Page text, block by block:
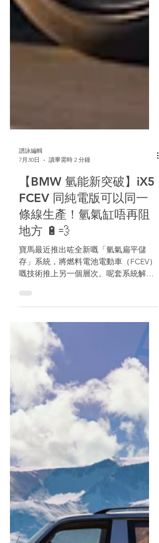
譜詠編輯
7月30日
讀畢需時 2 分鐘
【BMW 氫能新突破】iX5
FCEV 同純電版可以同一
條線生產！氫氣缸唔再阻
地方 🔋💨
存」系統，將燃料電池電動車（FCEV）
嘅技術推上另一個層次。呢套系統解決
咗氫氣儲存一大難題——因為佢採用模
組化設計，可以裝喺同純電版 X5 嘅高
壓電池相同嘅位置，唔會阻到車廂空
間，仲令到 iX5 氫燃料電池版可以同其
他動力系統嘅車型喺同一條生產線製
造！ 目前量產版 X5 已經支援五種動力
系統：汽油、柴油、純電動、插電式混
能，同埋最新加入嘅燃料電池電動車。
寶馬叫呢個做「技術開放型策略」，所
有版本都會共用全新嘅「Heart of Joy」
中央控制單元，將動力系統、煞車同駕
駛動態控制整合喺一個系統入面。
BMW 話 iX5 FCEV 嘅電動摩打同純電版
完全一樣，但分別在於 FCEV 用氫燃料
電池堆將氫氣轉化為電力。另外仲有一
個細嘅高壓鋰離子緩衝電池，喺加速時
提供爆發力，同時回收煞車能量。 呢個
全新嘅扁平儲存系統由七個纖薄嘅儲氫